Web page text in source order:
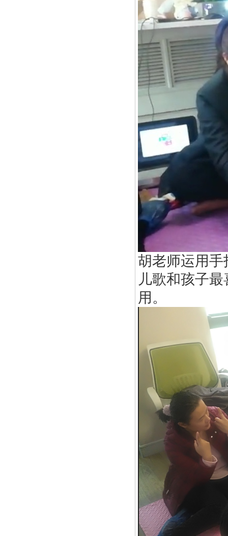
胡老师运用
儿歌和孩子
用。